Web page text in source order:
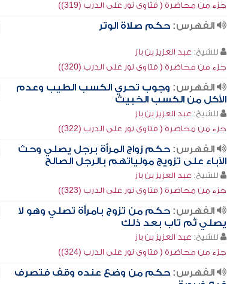
جزء من محاضرة ( فتاوى نور على الدرب (319))
الفهرس: حكم صلاة الوتر
للشيخ: عبد العزيز بن باز
جزء من محاضرة ( فتاوى نور على الدرب (320))
الفهرس: وجوب تحري الكسب الطيب وعدم
الأكل من الكسب الخبيث
للشيخ: عبد العزيز بن باز
جزء من محاضرة ( فتاوى نور على الدرب (322))
الفهرس: حكم زواج المرأة برجل يصلي وحث
الآباء على تزويج مولياتهم بالرجل الصالح
للشيخ: عبد العزيز بن باز
جزء من محاضرة ( فتاوى نور على الدرب (323))
الفهرس: حكم من تزوج بامرأة تصلي وهو لا
يصلي ثم تاب بعد ذلك
للشيخ: عبد العزيز بن باز
جزء من محاضرة ( فتاوى نور على الدرب (324))
الفهرس: حكم من وضع عنده وقف فتصرف